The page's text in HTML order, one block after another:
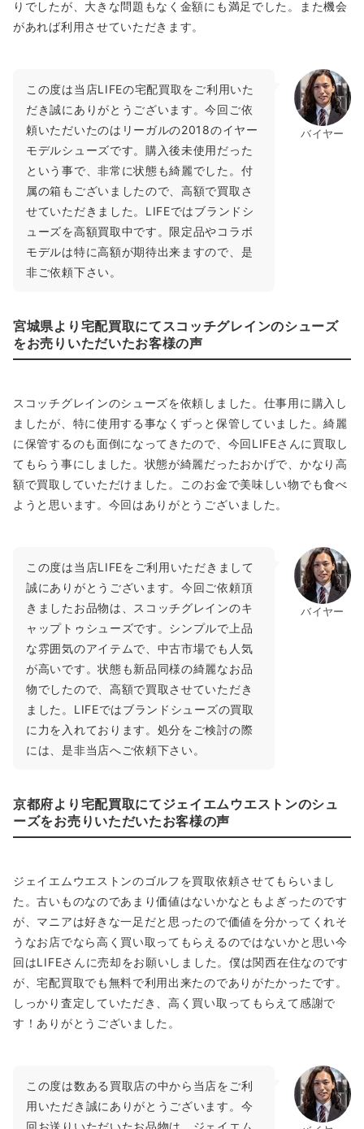
りでしたが、大きな問題もなく金額にも満足でした。また機会
があれば利用させていただきます。
バイヤー
この度は当店LIFEの宅配買取をご利用いた
だき誠にありがとうございます。今回ご依
頼いただいたのはリーガルの2018のイヤー
モデルシューズです。購入後未使用だった
という事で、非常に状態も綺麗でした。付
属の箱もございましたので、高額で買取さ
せていただきました。LIFEではブランドシ
ューズを高額買取中です。限定品やコラボ
モデルは特に高額が期待出来ますので、是
非ご依頼下さい。
宮城県より宅配買取にてスコッチグレインのシューズ
をお売りいただいたお客様の声
スコッチグレインのシューズを依頼しました。仕事用に購入し
ましたが、特に使用する事なくずっと保管していました。綺麗
に保管するのも面倒になってきたので、今回LIFEさんに買取し
てもらう事にしました。状態が綺麗だったおかげで、かなり高
額で買取していただけました。このお金で美味しい物でも食べ
ようと思います。今回はありがとうございました。
バイヤー
この度は当店LIFEをご利用いただきまして
誠にありがとうございます。今回ご依頼頂
きましたお品物は、スコッチグレインのキ
ャップトゥシューズです。シンプルで上品
な雰囲気のアイテムで、中古市場でも人気
が高いです。状態も新品同様の綺麗なお品
物でしたので、高額で買取させていただき
ました。LIFEではブランドシューズの買取
に力を入れております。処分をご検討の際
には、是非当店へご依頼下さい。
京都府より宅配買取にてジェイエムウエストンのシュ
ーズをお売りいただいたお客様の声
ジェイエムウエストンのゴルフを買取依頼させてもらいまし
た。古いものなのであまり価値はないかなともよぎったのです
が、マニアは好きな一足だと思ったので価値を分かってくれそ
うなお店でなら高く買い取ってもらえるのではないかと思い今
回はLIFEさんに売却をお願いしました。僕は関西在住なのです
が、宅配買取でも無料で利用出来たのでありがたかったです。
しっかり査定していただき、高く買い取ってもらえて感謝で
す！ありがとうございました。
この度は数ある買取店の中から当店をご利
用いただき誠にありがとうございます。今